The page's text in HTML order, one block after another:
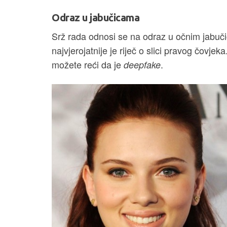
Odraz u jabučicama
Srž rada odnosi se na odraz u očnim
najvjerojatnije je riječ o slici pravog
možete reći da je deepfake.